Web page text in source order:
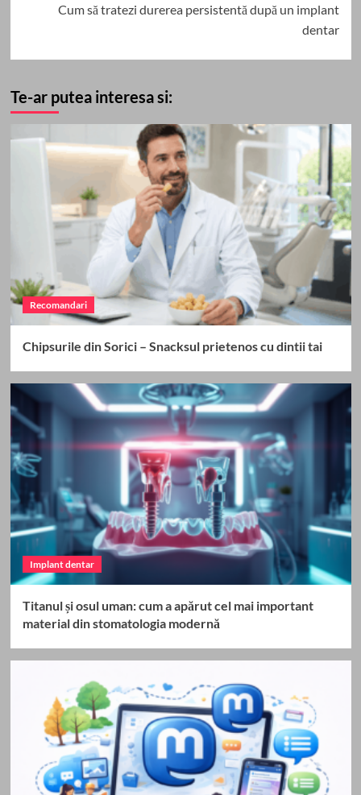
Cum să tratezi durerea persistentă după un implant
dentar
Te-ar putea interesa si:
Recomandari
Chipsurile din Sorici – Snacksul prietenos cu dintii tai
Implant dentar
Titanul și osul uman: cum a apărut cel mai important
material din stomatologia modernă